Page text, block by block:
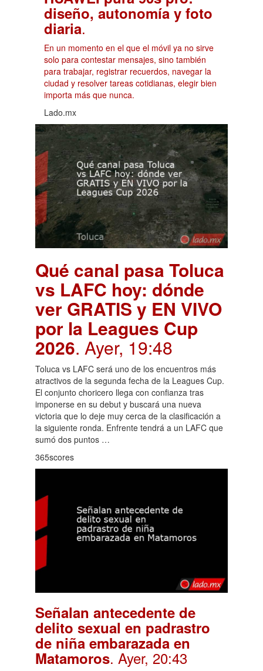
diseño, autonomía y foto
diaria.
En un momento en el que el móvil ya no sirve
solo para contestar mensajes, sino también
para trabajar, registrar recuerdos, navegar la
ciudad y resolver tareas cotidianas, elegir bien
importa más que nunca.
Lado.mx
Qué canal pasa Toluca
vs LAFC hoy: dónde
ver GRATIS y EN VIVO
por la Leagues Cup
2026. Ayer, 19:48
Toluca vs LAFC será uno de los encuentros más
atractivos de la segunda fecha de la Leagues Cup.
El conjunto choricero llega con confianza tras
imponerse en su debut y buscará una nueva
victoria que lo deje muy cerca de la clasificación a
la siguiente ronda. Enfrente tendrá a un LAFC que
sumó dos puntos …
365scores
Señalan antecedente de
delito sexual en padrastro
de niña embarazada en
Matamoros. Ayer, 20:43